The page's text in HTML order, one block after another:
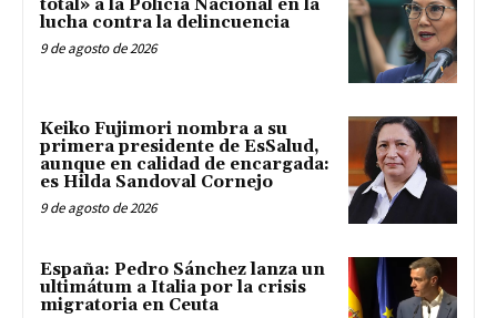
total» a la Policía Nacional en la
lucha contra la delincuencia
9 de agosto de 2026
Keiko Fujimori nombra a su
primera presidente de EsSalud,
aunque en calidad de encargada:
es Hilda Sandoval Cornejo
9 de agosto de 2026
España: Pedro Sánchez lanza un
ultimátum a Italia por la crisis
migratoria en Ceuta